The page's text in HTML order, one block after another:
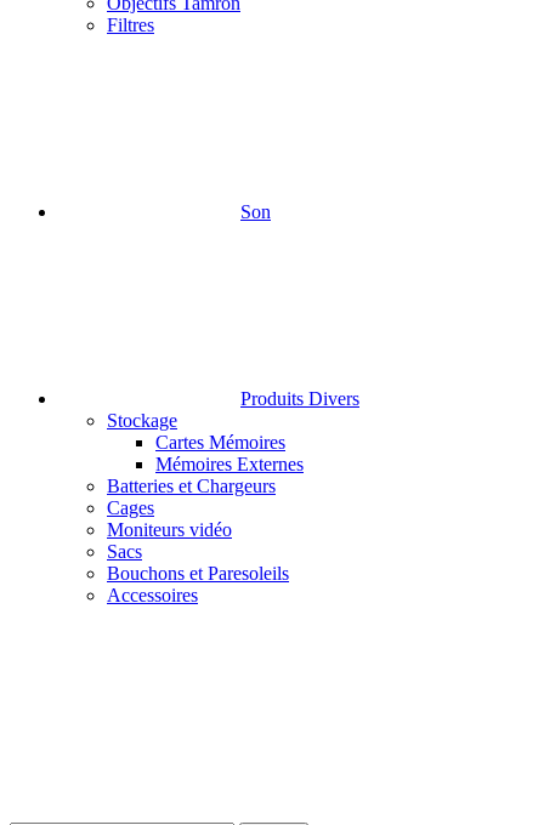
Filtres
Son
Produits Divers
Stockage
Cartes Mémoires
Mémoires Externes
Batteries et Chargeurs
Cages
Moniteurs vidéo
Sacs
Bouchons et Paresoleils
Accessoires